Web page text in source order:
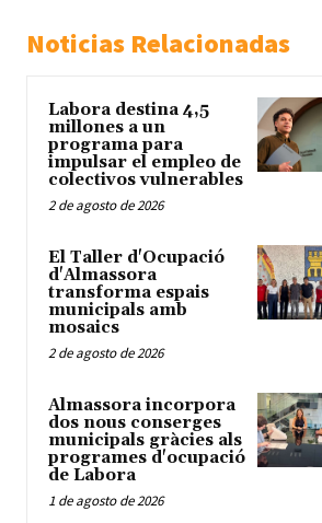
Noticias Relacionadas
Labora destina 4,5
millones a un
programa para
impulsar el empleo de
colectivos vulnerables
2 de agosto de 2026
El Taller d'Ocupació
d'Almassora
transforma espais
municipals amb
mosaics
2 de agosto de 2026
Almassora incorpora
dos nous conserges
municipals gràcies als
programes d'ocupació
de Labora
1 de agosto de 2026